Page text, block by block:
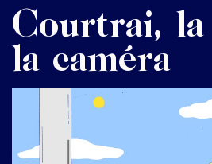
Courtrai, la
la caméra